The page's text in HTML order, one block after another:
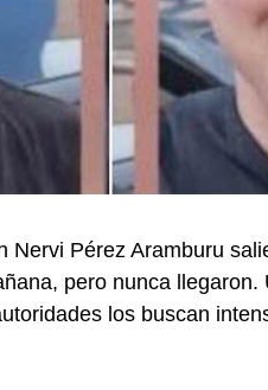
Nervi Pérez Aramburu
pero nunca
los buscan